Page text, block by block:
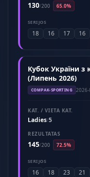
130/200 65.0%
SERIJOS
18 16 17 16
Кубок України з
(Липень 2026)
COMPAK-SPORTING
KAT. / VIETA KAT.
Ladies/5
REZULTATAS
145/200 72.5%
SERIJOS
16 18 23 21